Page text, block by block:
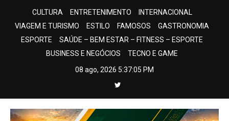
CULTURA ENTRETENIMENTO
INTERNACIONAL
VIAGEM E TURISMO
ESTILO FAMOSOS
GASTRONOMIA
ESPORTE
SAÚDE – BEM ESTAR – FITNESS – ESPORTE
BUSINESS E NEGÓCIOS
TECNO E GAME
08 ago, 2026 5:37:06 PM